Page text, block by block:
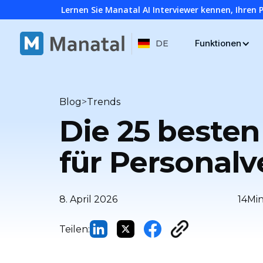
Lernen Sie Manatal AI Interviewer kennen,
DE Funktionen
Blog>Trends
Die 25
für
8. April 2026 14
Teilen: